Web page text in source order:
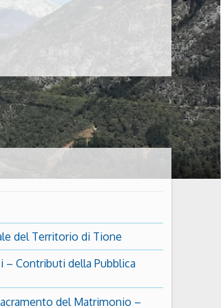
del Territorio di Tione
– Contributi della Pubblica
del Matrimonio –